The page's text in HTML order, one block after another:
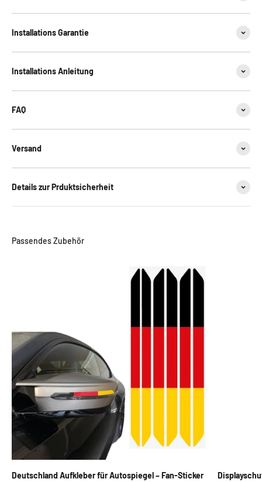
Installations Garantie
Installations Anleitung
FAQ
Versand
Details zur Prduktsicherheit
Passendes Zubehör
Deutschland Aufkleber für Autospiegel – Fan-Sticker